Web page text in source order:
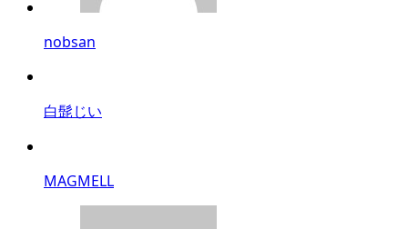
nobsan
白髭じい
MAGMELL